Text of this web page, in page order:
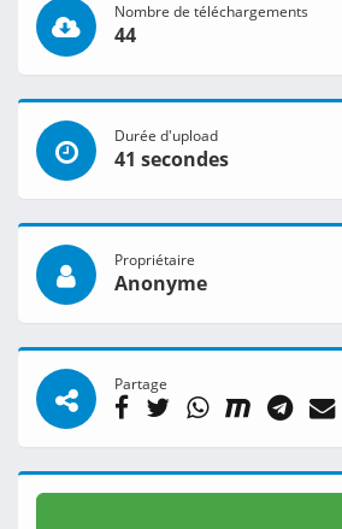
Nombre de téléchargements
44
Durée d'upload
41 secondes
Propriétaire
Anonyme
Partage